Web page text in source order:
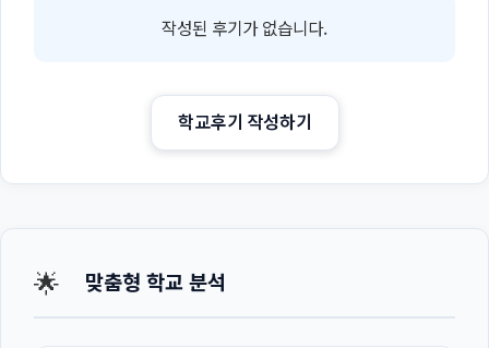
작성된 후기가 없습니다.
학교후기 작성하기
🌟 맞춤형 학교 분석